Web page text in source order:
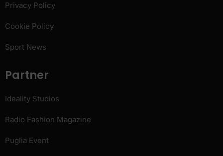
Privacy Policy
Cookie Policy
Sport News
Partner
Ideality Studios
Radio Fashion Magazine
Puglia Event